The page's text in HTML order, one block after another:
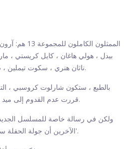
الممثلون
بيدل ، هولي هاغان ، كايل كريستي ،
ناثان هنري ، سكوت تيملين ، صوفي كاساي وشانتيل كونيلي.
بالطبع ، ستكون شارلوت كروسبي ،
قررت عدم القدوم إلى ميد لجولة الحفلة ، ثقبًا واحدًا كبيرًا.
ولكن في رسالة خاصة للمسلسل
Geordies الآخرين أن جولة الحفلة ستكون 'مجنونة تمامًا'.